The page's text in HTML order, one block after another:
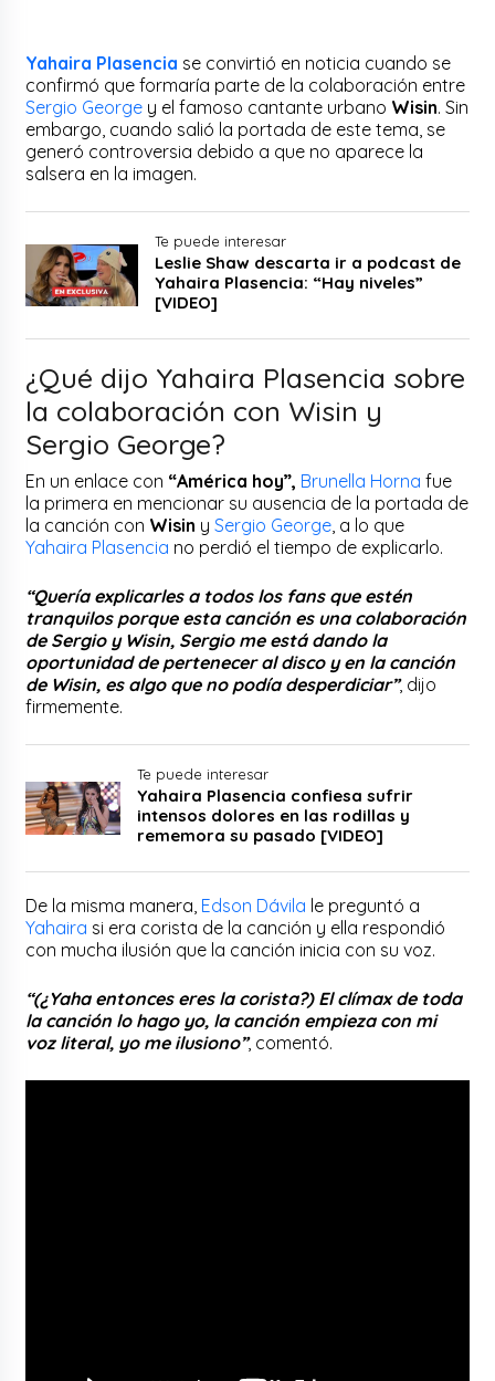
Yahaira Plasencia se convirtió en noticia cuando se
confirmó que formaría parte de la colaboración entre
Sergio George y el famoso cantante urbano Wisin. Sin
embargo, cuando salió la portada de este tema, se
generó controversia debido a que no aparece la
salsera en la imagen.
Te puede interesar
Leslie Shaw descarta ir a podcast de
Yahaira Plasencia: “Hay niveles”
[VIDEO]
¿Qué dijo Yahaira Plasencia sobre
la colaboración con Wisin y
Sergio George?
En un enlace con “América hoy”, Brunella Horna fue
la primera en mencionar su ausencia de la portada de
la canción con Wisin ySergio George , a lo que
Yahaira Plasencia no perdió el tiempo de explicarlo.
“Quería explicarles a todos los fans que estén
tranquilos porque esta canción es una colaboración
de Sergio y Wisin, Sergio me está dando la
oportunidad de pertenecer al disco y en la canción
de Wisin, es algo que no podía desperdiciar”, dijo
firmemente.
Te puede interesar
Yahaira Plasencia confiesa sufrir
intensos dolores en las rodillas y
rememora su pasado [VIDEO]
De la misma manera, Edson Dávila le preguntó a
Yahaira si era corista de la canción y ella respondió
con mucha ilusión que la canción inicia con su voz.
“(¿Yaha entonces eres la corista?) El clímax de toda
la canción lo hago yo, la canción empieza con mi
voz literal, yo me ilusiono”, comentó.